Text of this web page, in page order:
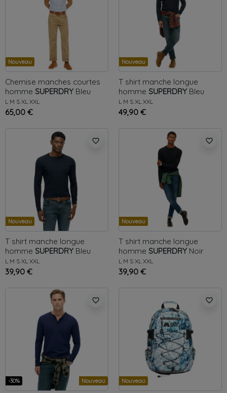
Nouveau
Chemise manches courtes
homme SUPERDRY Bleu
Oxford
L M S XL XXL
65,00 €
Nouveau
T shirt manche longue
homme SUPERDRY Bleu
Merchant Grandad
L M S XL XXL
49,90 €
favorite_border
Nouveau
T shirt manche longue
homme SUPERDRY Bleu
Essential Grandad
L M S XL XXL
39,90 €
favorite_border
Nouveau
T shirt manche longue
homme SUPERDRY Noir
Essential Grandad
L M S XL XXL
39,90 €
favorite_border
-30% Nouveau
favorite_border
Nouveau